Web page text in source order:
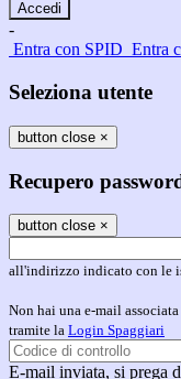
-
Entra con SPID Entra
Seleziona utente
button close ×
Recupero
button close ×
all'indirizzo indicato con le
Non hai una e-mail
tramite la Login Spaggiari
E-mail inviata, si prega